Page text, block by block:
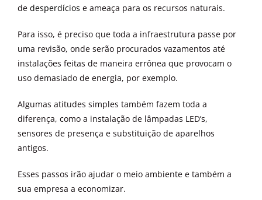
de desperdícios e ameaça para os recursos naturais.
Para isso, é preciso que toda a infraestrutura passe por
uma revisão, onde serão procurados vazamentos até
instalações feitas de maneira errônea que provocam o
uso demasiado de energia, por exemplo.
Algumas atitudes simples também fazem toda a
diferença, como a instalação de lâmpadas LED’s,
sensores de presença e substituição de aparelhos
antigos.
Esses passos irão ajudar o meio ambiente e também a
sua empresa a economizar.